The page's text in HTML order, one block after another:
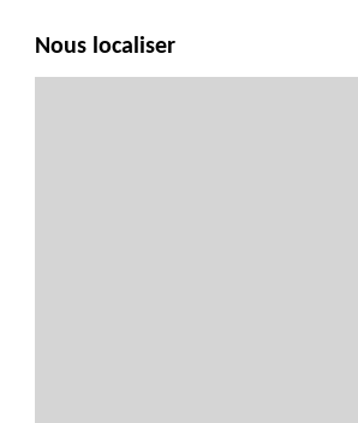
Nous localiser